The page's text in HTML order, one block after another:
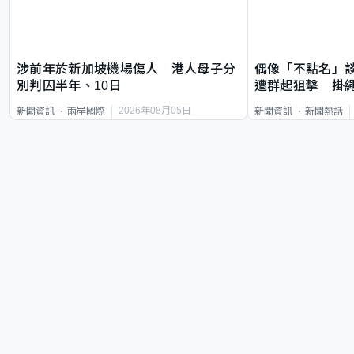
涉前年於新加坡機場傷人 港人母子分
別判囚半年、10日
新聞資訊 兩岸國際 2026年08月05日
偶像「不點名」
遭群起狙擊 掛
新聞資訊 新聞熱話